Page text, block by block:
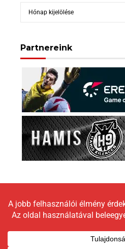
Archívum
Partnereink